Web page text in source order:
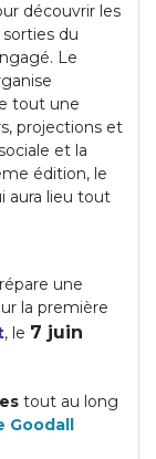
découvrir les
du
Le
tout une
projections et
et la
édition, le
aura lieu tout
une
la première
, le 7 juin
tout au long
Goodall